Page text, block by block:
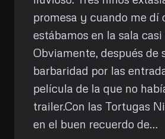
promesa y cuando me dí
estábamos en la sala casi
Obviamente, después de
barbaridad por las
película de la que no
trailer.Con las Tortugas
en el buen recuerdo de…